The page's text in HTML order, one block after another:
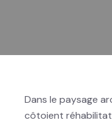
Dans le paysage
côtoient